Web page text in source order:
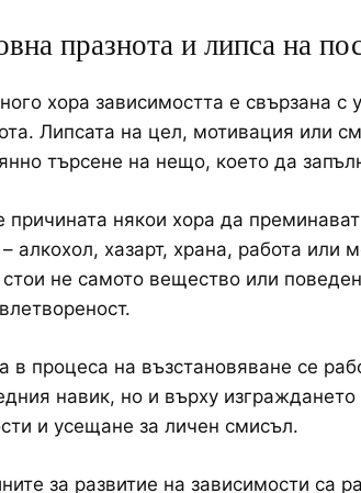
празнота и липса на
хора зависимостта е свързана с
Липсата на цел, мотивация или
търсене на нещо, което да
причината някои хора да
алкохол, хазарт, храна, работа или
стои не самото вещество или
в процеса на възстановяване се
навик, но и върху
и усещане за личен смисъл.
за развитие на зависимости са